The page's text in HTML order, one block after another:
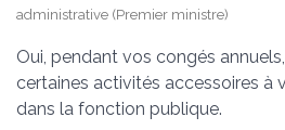
administrative (Premier ministre)
Oui, pendant vos congés
certaines activités accessoires à
dans la fonction publique.